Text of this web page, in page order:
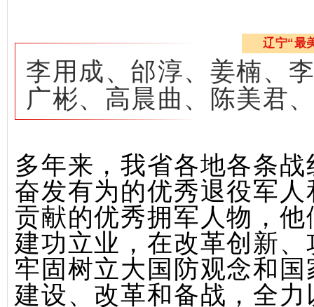
辽宁“最
李用成、邰淳、姜楠、
广彬、高晨曲、陈美君
多年来，我省各地各条
奋发有为的优秀退役军
贡献的优秀拥军人物，
建功立业，在改革创新
牢固树立大国防观念和
建设、改革和备战，全